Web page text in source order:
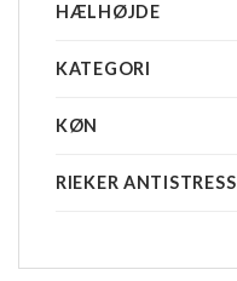
HÆLHØJDE
KATEGORI
KØN
RIEKER ANTISTRESS